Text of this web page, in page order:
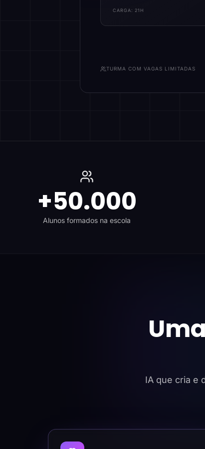
CARGA: 21H
TURMA COM VAGAS LIMITADAS
+50.000
Alunos formados na escola
IA que cria e